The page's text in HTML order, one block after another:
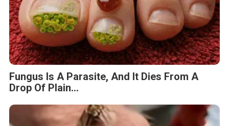
Fungus Is A Parasite, And It Dies From A
Drop Of Plain...